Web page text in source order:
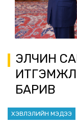
ЭЛЧИН
БАРИВ
ХЭВЛЭЛИЙН МЭДЭЭ